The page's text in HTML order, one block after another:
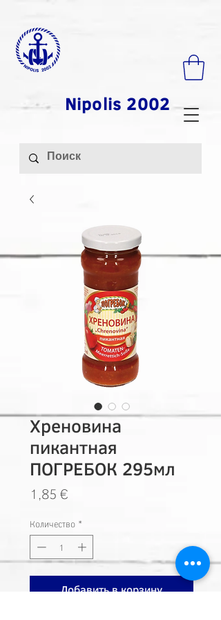
Nipolis 2002
Хреновина
пикантная
ПОГРЕБОК 295мл
1,85 €
Количество *
Добавить в корзину